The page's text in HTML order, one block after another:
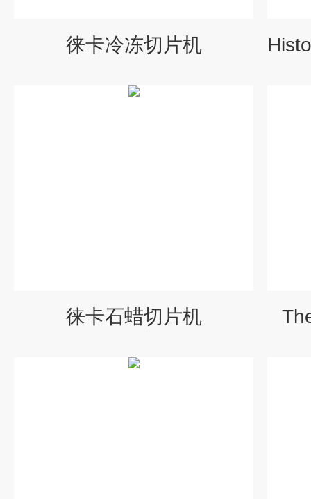
徕卡冷冻切片机
徕卡石蜡切片机